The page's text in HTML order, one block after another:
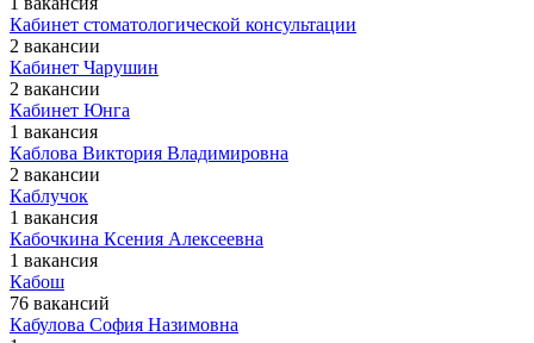
Кабинет стоматологической консультации
2 вакансии
Кабинет Чарушин
2 вакансии
Кабинет Юнга
1 вакансия
Каблова Виктория Владимировна
2 вакансии
Каблучок
1 вакансия
Кабочкина Ксения Алексеевна
1 вакансия
Кабош
76 вакансий
Кабулова София Назимовна